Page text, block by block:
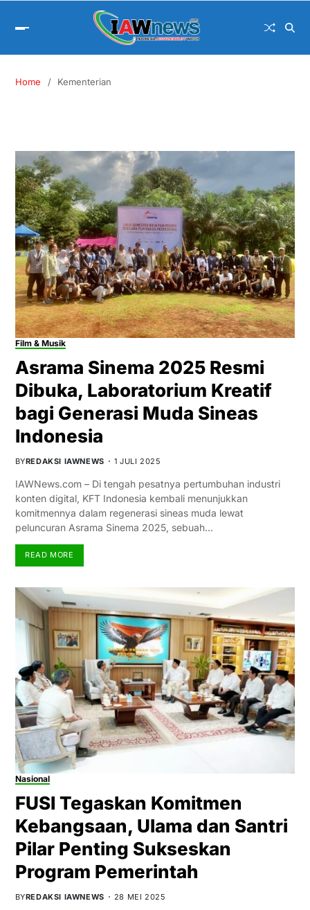
Home Kementerian
Film & Musik
Asrama Sinema 2025 Resmi
Dibuka, Laboratorium Kreatif
bagi Generasi Muda Sineas
Indonesia
BYREDAKSI IAWNEWS 1 JULI 2025
IAWNews.com – Di tengah pesatnya pertumbuhan industri
konten digital, KFT Indonesia kembali menunjukkan
komitmennya dalam regenerasi sineas muda lewat
peluncuran Asrama Sinema 2025, sebuah…
READ MORE
Nasional
FUSI Tegaskan Komitmen
Kebangsaan, Ulama dan Santri
Pilar Penting Sukseskan
Program Pemerintah
BYREDAKSI IAWNEWS 28 MEI 2025